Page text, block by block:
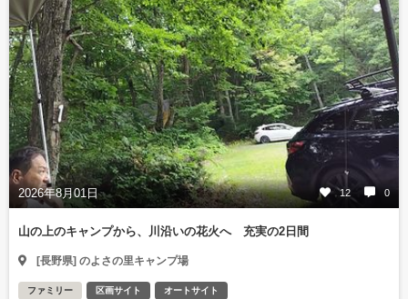
2026年8月01日 12 0
山の上のキャンプから、川沿いの花火へ 充実の2日間
[長野県] のよさの里キャンプ場
ファミリー 区画サイト オートサイト